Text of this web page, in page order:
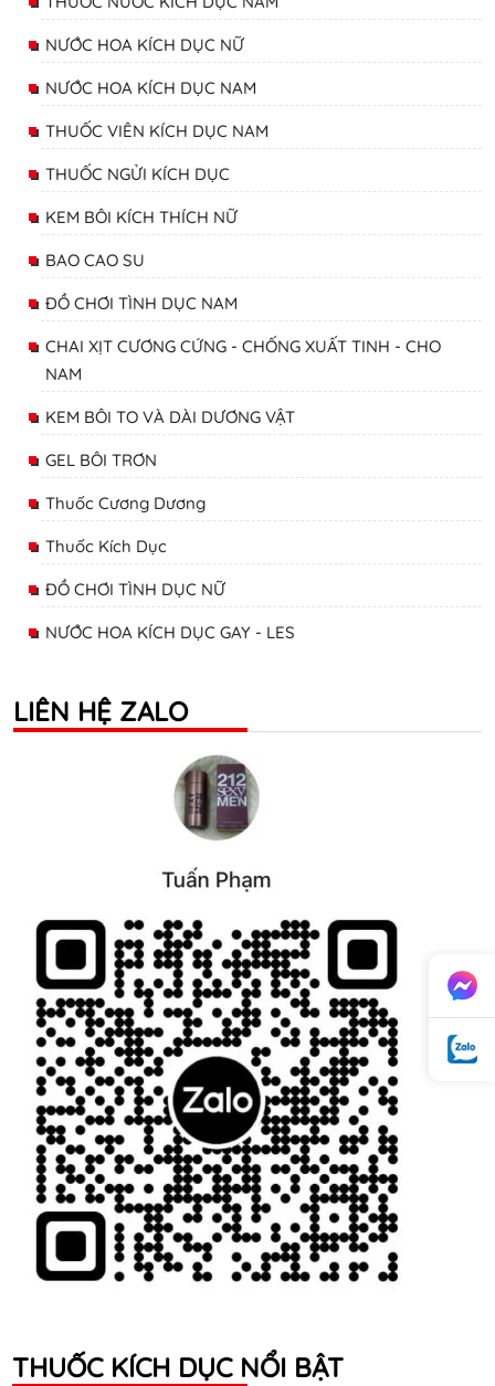
NƯỚC HOA KÍCH DỤC NỮ
NƯỚC HOA KÍCH DỤC NAM
THUỐC VIÊN KÍCH DỤC NAM
THUỐC NGỬI KÍCH DỤC
KEM BÔI KÍCH THÍCH NỮ
BAO CAO SU
ĐỒ CHƠI TÌNH DỤC NAM
CHAI XỊT CƯƠNG CỨNG - CHỐNG XUẤT TINH - CHO
NAM
KEM BÔI TO VÀ DÀI DƯƠNG VẬT
GEL BÔI TRƠN
Thuốc Cương Dương
Thuốc Kích Dục
ĐỒ CHƠI TÌNH DỤC NỮ
NƯỚC HOA KÍCH DỤC GAY - LES
LIÊN HỆ ZALO
THUỐC KÍCH DỤC NỔI BẬT